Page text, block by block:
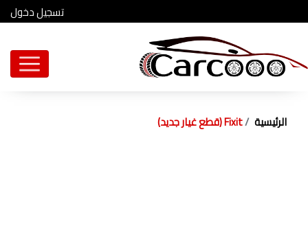
تسجيل دخول
الرئيسية Fixit (قطع غيار جديد)